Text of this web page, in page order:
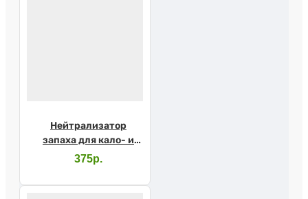
Нейтрализатор
запаха для кало- и
уроприемников фл.
375р.